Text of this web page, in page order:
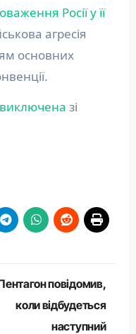
Росії у її
агресія
основних
виключена зі
повідомив,
коли відбудеться
наступний